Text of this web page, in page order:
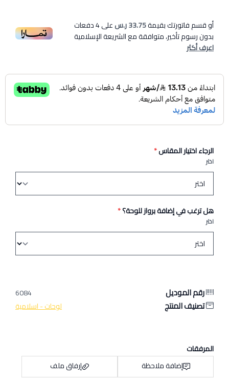
أو قسم فاتورتك بقيمة33.75 ر.س على4دفعات
بدون رسوم تأخير، متوافقة مع الشريعة الإسلامية
اعرف أكثر
الرجاء اختيار المقاس*
اختر
هل ترغب في إضافة برواز للوحة؟*
اختر
رقم الموديل 6084
تصنيف المنتج لوحات - اسلامية
المرفقات
إضافة ملاحظة
إرفاق ملف